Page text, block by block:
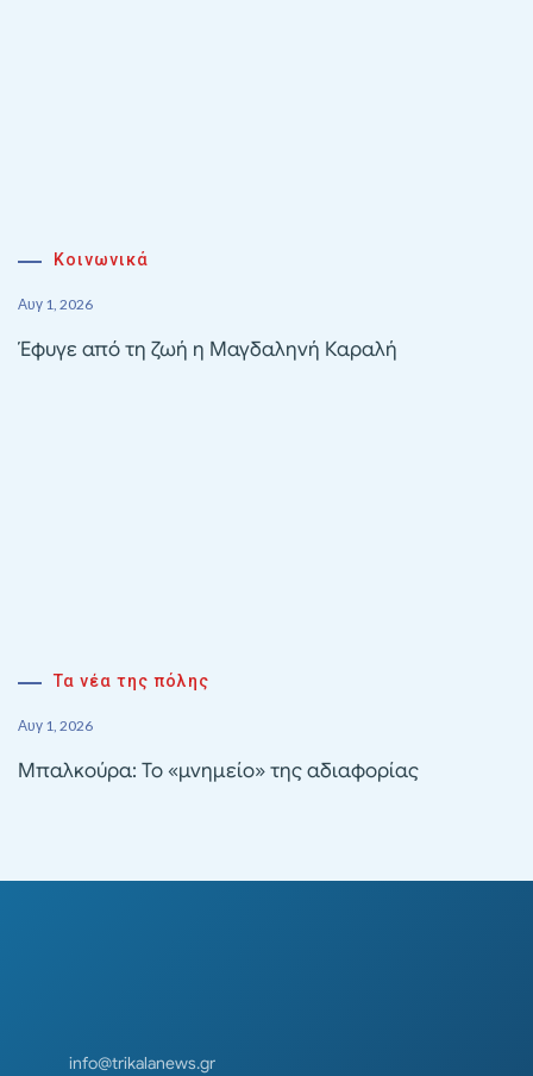
Κοινωνικά
Αυγ 1, 2026
Έφυγε από τη ζωή η Μαγδαληνή Καραλή
Τα νέα της πόλης
Αυγ 1, 2026
Μπαλκούρα: Το «μνημείο» της αδιαφορίας
info@trikalanews.gr